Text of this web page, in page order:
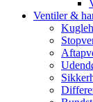
Ventiler &